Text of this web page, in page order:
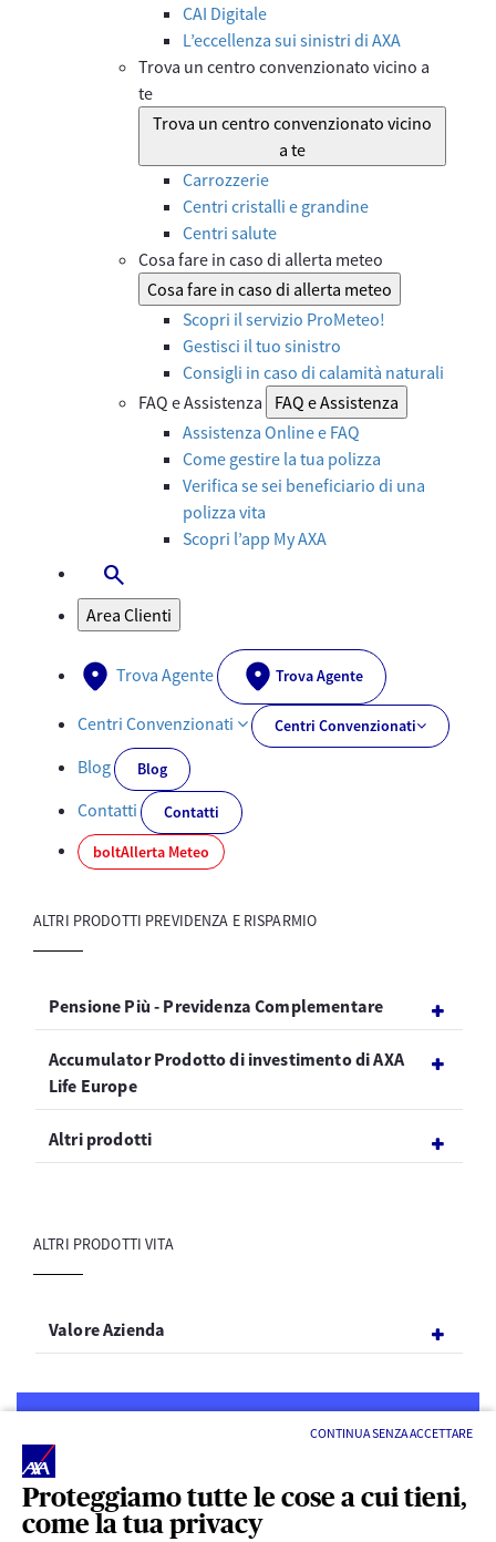
Proteggiamo tutte le cose a cui tieni,
come la tua privacy
CONTINUA SENZA ACCETTARE
CAI Digitale
L’eccellenza sui sinistri di AXA
Trova un centro convenzionato vicino a
te
Trova un centro convenzionato vicino
a te
Carrozzerie
Centri cristalli e grandine
Centri salute
Cosa fare in caso di allerta meteo
Cosa fare in caso di allerta meteo
Scopri il servizio ProMeteo!
Gestisci il tuo sinistro
Consigli in caso di calamità naturali
FAQ e Assistenza
FAQ e Assistenza
Assistenza Online e FAQ
Come gestire la tua polizza
Verifica se sei beneficiario di una
polizza vita
Scopri l’app My AXA
searchApri-Chiudi Barra di ricerca
Area Clienti
Trova Agente Trova Agente
Centri Convenzionati Centri Convenzionati
Blog Blog
Contatti
Contatti
boltAllerta Meteo
ALTRI PRODOTTI PREVIDENZA E RISPARMIO
Pensione Più - Previdenza Complementare
Accumulator Prodotto di investimento di AXA
Life Europe
Altri prodotti
ALTRI PRODOTTI VITA
Valore Azienda
LINK UTILI